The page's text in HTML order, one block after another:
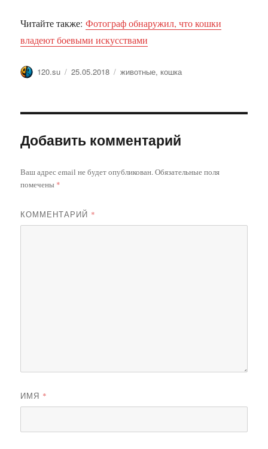
Читайте также:Фотограф обнаружил, что кошки
владеют боевыми искусствами
Автор
120.su Опубликовано
25.05.2018 Метки
животные, кошка
Добавить комментарий
Ваш адрес email не будет опубликован.Обязательные поля
помечены *
КОММЕНТАРИЙ *
ИМЯ *